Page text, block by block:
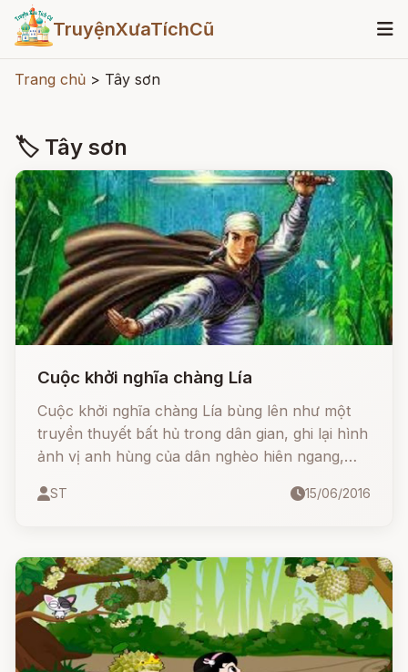
TruyệnXưaTíchCũ
Trang chủ > Tây sơn
🏷 Tây sơn
Cuộc khởi nghĩa chàng Lía
Cuộc khởi nghĩa chàng Lía bùng lên như một
truyền thuyết bất hủ trong dân gian, ghi lại hình
ảnh vị anh hùng của dân nghèo hiên ngang,
quyền.
ST 15/06/2016